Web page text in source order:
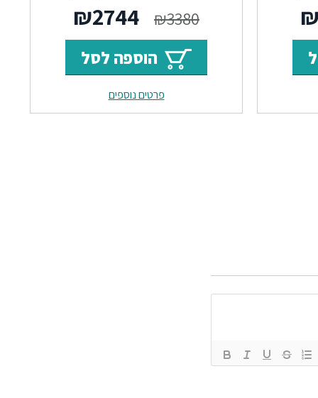
הנוכחי
הוא:
₪2744.
₪3380
המחיר
המקורי
היה:
₪3380.
₪2744
הנוכחי
הוא:
₪2744.
הוספה לסל
פרטים נוספים